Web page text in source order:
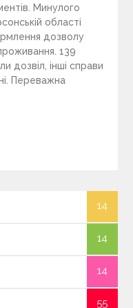
Минулого
області
дозволу
139
інші справи
Переважна
14
14
14
55